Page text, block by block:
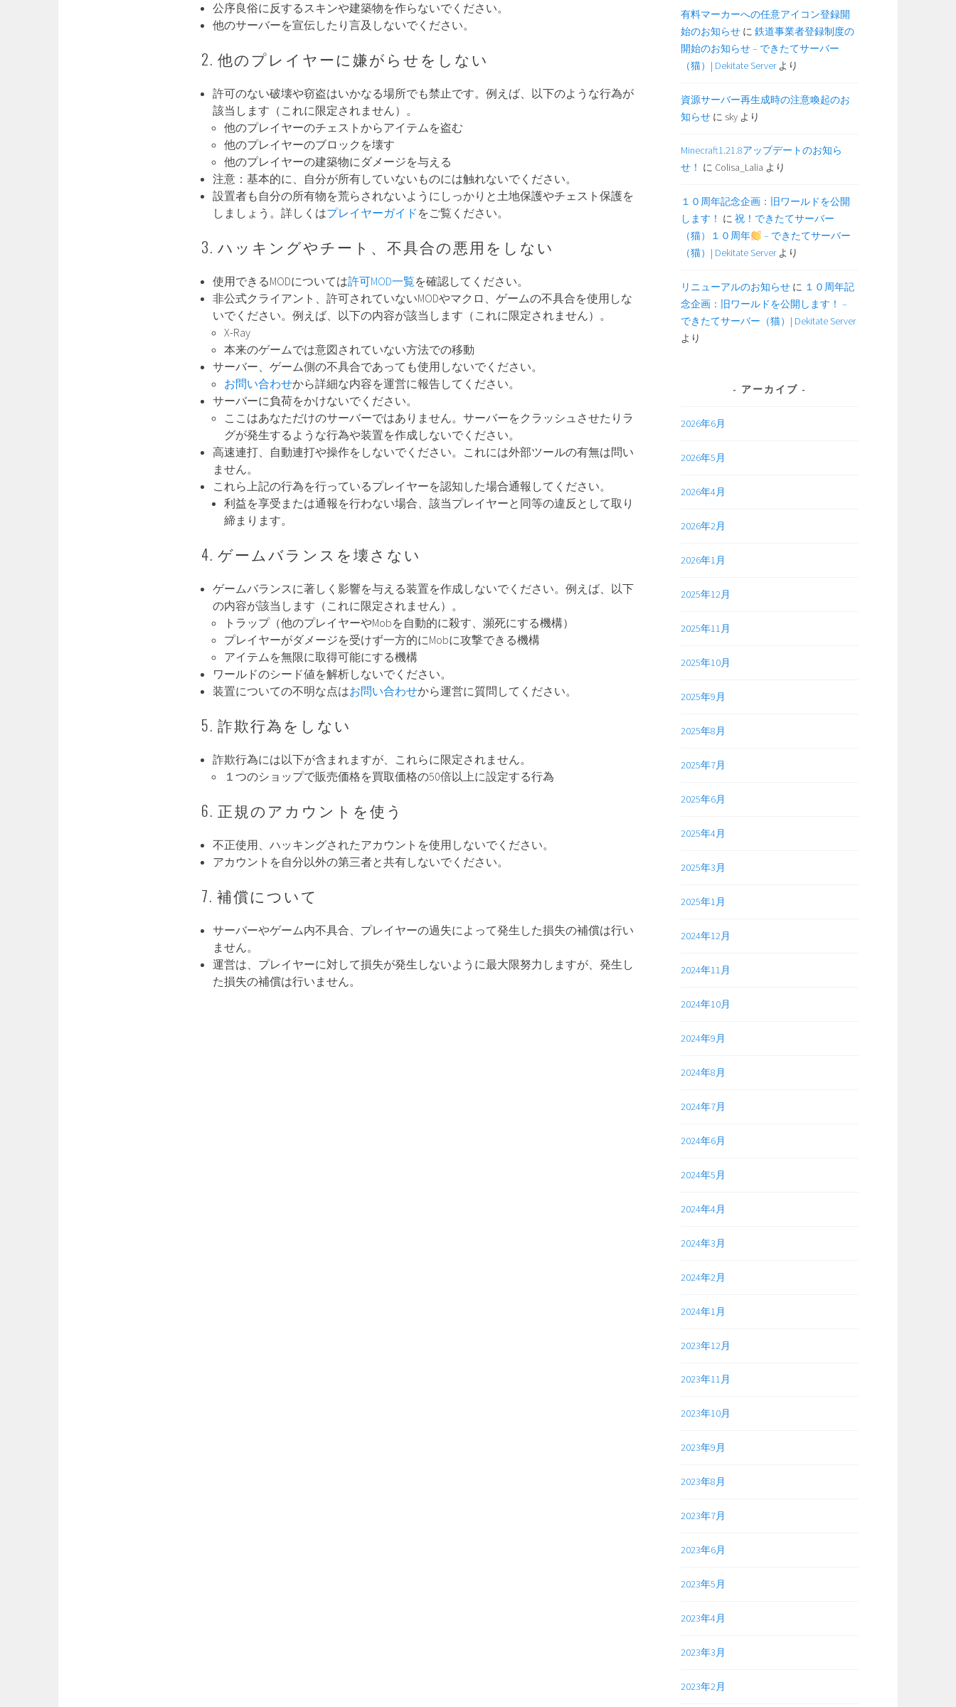
公序良俗に反するスキンや建築物を作らないでください。
他のサーバーを宣伝したり言及しないでください。
2. 他のプレイヤーに嫌がらせをしない
許可のない破壊や窃盗はいかなる場所でも禁止です。例えば、以下のような行為が
該当します（これに限定されません）。
他のプレイヤーのチェストからアイテムを盗む
他のプレイヤーのブロックを壊す
他のプレイヤーの建築物にダメージを与える
注意：基本的に、自分が所有していないものには触れないでください。
設置者も自分の所有物を荒らされないようにしっかりと土地保護やチェスト保護を
しましょう。詳しくはプレイヤーガイド をご覧ください。
3. ハッキングやチート、不具合の悪用をしない
使用できるMODについては許可MOD一覧を確認してください。
非公式クライアント、許可されていないMODやマクロ、ゲームの不具合を使用しな
いでください。例えば、以下の内容が該当します（これに限定されません）。
X-Ray
本来のゲームでは意図されていない方法での移動
サーバー、ゲーム側の不具合であっても使用しないでください。
お問い合わせから詳細な内容を運営に報告してください。
サーバーに負荷をかけないでください。
ここはあなただけのサーバーではありません。サーバーをクラッシュさせたりラ
グが発生するような行為や装置を作成しないでください。
高速連打、自動連打や操作をしないでください。これには外部ツールの有無は問い
ません。
これら上記の行為を行っているプレイヤーを認知した場合通報してください。
利益を享受または通報を行わない場合、該当プレイヤーと同等の違反として取り
締まります。
4. ゲームバランスを壊さない
ゲームバランスに著しく影響を与える装置を作成しないでください。例えば、以下
の内容が該当します（これに限定されません）。
トラップ（他のプレイヤーやMobを自動的に殺す、瀕死にする機構）
プレイヤーがダメージを受けず一方的にMobに攻撃できる機構
アイテムを無限に取得可能にする機構
ワールドのシード値を解析しないでください。
装置についての不明な点はお問い合わせから運営に質問してください。
5. 詐欺行為をしない
詐欺行為には以下が含まれますが、これらに限定されません。
１つのショップで販売価格を買取価格の50倍以上に設定する行為
6. 正規のアカウントを使う
不正使用、ハッキングされたアカウントを使用しないでください。
アカウントを自分以外の第三者と共有しないでください。
7. 補償について
サーバーやゲーム内不具合、プレイヤーの過失によって発生した損失の補償は行い
ません。
運営は、プレイヤーに対して損失が発生しないように最大限努力しますが、発生し
た損失の補償は行いません。
有料マーカーへの任意アイコン登録開
始のお知らせ に 鉄道事業者登録制度の
開始のお知らせ – できたてサーバー
（猫）| Dekitate Serverより
資源サーバー再生成時の注意喚起のお
知らせ に sky より
Minecraft1.21.8アップデートのお知ら
せ！ に Colisa_Lalia より
１０周年記念企画：旧ワールドを公開
します！ に 祝！できたてサーバー
（猫）１０周年
– できたてサーバー
（猫）| Dekitate Serverより
リニューアルのお知らせ に １０周年記
念企画：旧ワールドを公開します！ –
できたてサーバー（猫）| Dekitate Server
より
アーカイブ
2026年6月
2026年5月
2026年4月
2026年2月
2026年1月
2025年12月
2025年11月
2025年10月
2025年9月
2025年8月
2025年7月
2025年6月
2025年4月
2025年3月
2025年1月
2024年12月
2024年11月
2024年10月
2024年9月
2024年8月
2024年7月
2024年6月
2024年5月
2024年4月
2024年3月
2024年2月
2024年1月
2023年12月
2023年11月
2023年10月
2023年9月
2023年8月
2023年7月
2023年6月
2023年5月
2023年4月
2023年3月
2023年2月